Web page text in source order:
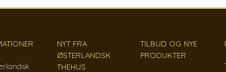
NYT FRA
ØSTERLANDSK
THEHUS
TILBUD OG NYE
PRODUKTER